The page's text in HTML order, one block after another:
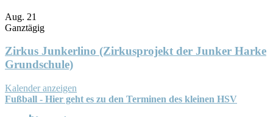
Aug. 21
Ganztägig
Zirkus Junkerlino (Zirkusprojekt der Junker Harke
Grundschule)
Kalender anzeigen
Fußball - Hier geht es zu den Terminen des kleinen HSV